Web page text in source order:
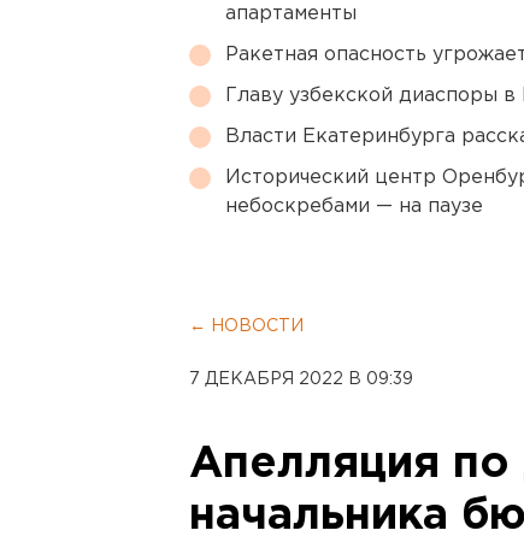
апартаменты
Ракетная опасность
Главу узбекской диаспоры
Власти Екатеринбурга
Исторический центр
небоскребами — на паузе
← НОВОСТИ
7 ДЕКАБРЯ 2022 В 09:39
Апелляция по
начальника